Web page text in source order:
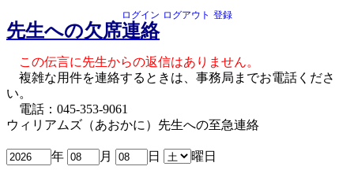
ログイン ログアウト 登録
先生への欠席連絡
この伝言に先生からの返信はありません。
複雑な用件を連絡するときは、事務局までお電話くださ
い。
電話：045-353-9061
ウィリアムズ（あおかに）先生への至急連絡
年 月 日 曜日